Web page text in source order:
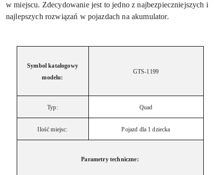
w miejscu. Zdecydowanie jest to jedno z najbezpieczniejszych i
najlepszych rozwiązań w pojazdach na akumulator.
Symbol katalogowy
modelu:
GTS-1199
Typ: Quad
Ilość miejsc: Pojazd dla 1 dziecka
Parametry techniczne: